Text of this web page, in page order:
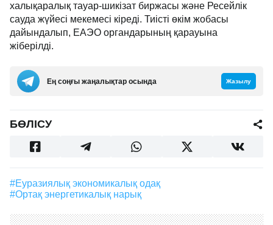
халықаралық тауар-шикізат биржасы және Ресейлік
сауда жүйесі мекемесі кіреді. Тиісті өкім жобасы
дайындалып, ЕАЭО органдарының қарауына
жіберілді.
Ең соңғы жаңалықтар осында Жазылу
БӨЛІСУ
#Еуразиялық экономикалық одақ
#ортақ энергетикалық нарық